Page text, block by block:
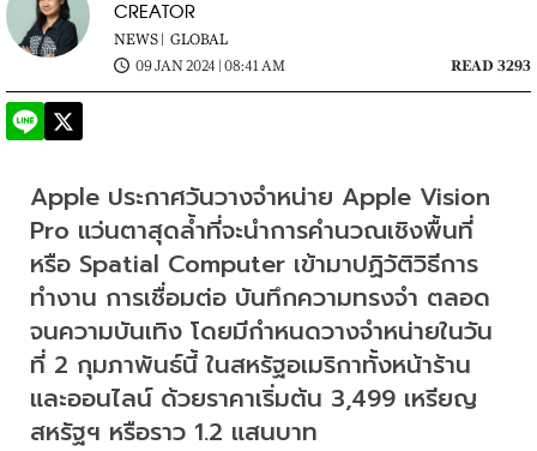
CREATOR
NEWS | GLOBAL
09 JAN 2024 | 08:41 AM
READ 3293
Apple ประกาศวันวางจำหน่าย Apple Vision
Pro แว่นตาสุดล้ำที่จะนำการคำนวณเชิงพื้นที่
หรือ Spatial Computer เข้ามาปฏิวัติวิธีการ
ทำงาน การเชื่อมต่อ บันทึกความทรงจำ ตลอด
จนความบันเทิง โดยมีกำหนดวางจำหน่ายในวัน
ที่ 2 กุมภาพันธ์นี้ ในสหรัฐอเมริกาทั้งหน้าร้าน
และออนไลน์ ด้วยราคาเริ่มต้น 3,499 เหรียญ
สหรัฐฯ หรือราว 1.2 แสนบาท